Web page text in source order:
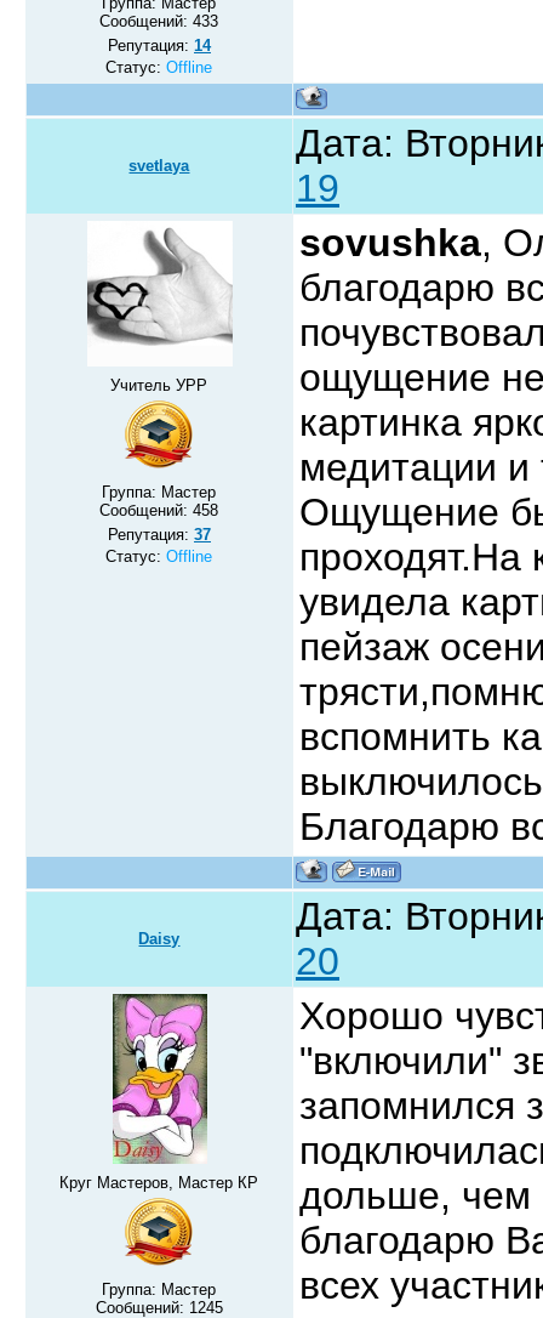
Сообщений:433
Репутация: 14
Статус:Offline
svetlaya
Дата:
19
Учитель УРР
Группа: Мастер
Сообщений:458
Репутация: 37
Статус:Offline
sovushka,
благодарю
ощущение
картинка
медитации и
Ощущение
проходят.На
увидела
пейзаж
вспомнить
Благодарю
Daisy
Дата:
20
Круг Мастеров, Мастер КР
Группа: Мастер
Сообщений: 1245
Хорошо
"включили"
запомнился
дольше,
благодарю
всех